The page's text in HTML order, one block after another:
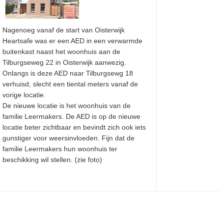
Nagenoeg vanaf de start van Oisterwijk
Heartsafe was er een AED in een verwarmde
buitenkast naast het woonhuis aan de
Tilburgseweg 22 in Oisterwijk aanwezig.
Onlangs is deze AED naar Tilburgsewg 18
verhuisd, slecht een tiental meters vanaf de
vorige locatie.
De nieuwe locatie is het woonhuis van de
familie Leermakers. De AED is op de nieuwe
locatie beter zichtbaar en bevindt zich ook iets
gunstiger voor weersinvloeden. Fijn dat de
familie Leermakers hun woonhuis ter
beschikking wil stellen. (zie foto)